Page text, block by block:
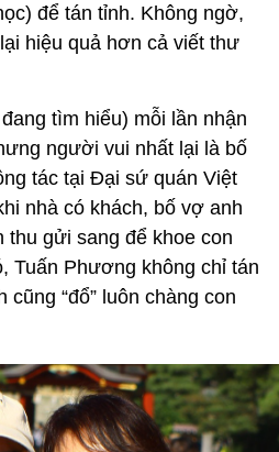
để tán tỉnh. Không ngờ,
hiệu quả hơn cả viết thư
tìm hiểu) mỗi lần nhận
người vui nhất lại là bố
tác tại Đại sứ quán Việt
nhà có khách, bố vợ anh
thu gửi sang để khoe con
Tuấn Phương không chỉ tán
“đổ” luôn chàng con